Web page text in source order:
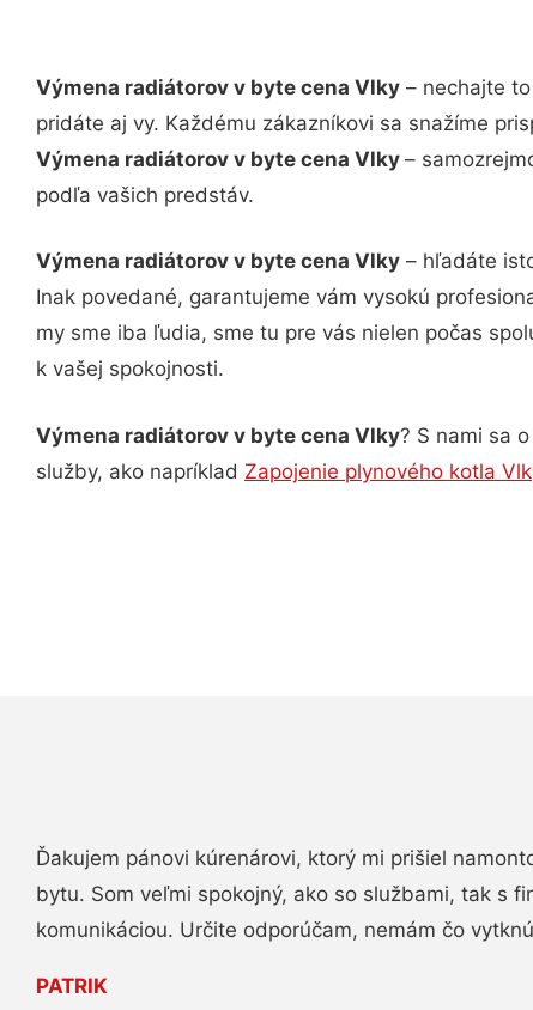
Výmena radiátorov v byte cena Vlky – nechajte
pridáte aj vy. Každému zákazníkovi sa snažíme
Výmena radiátorov v byte cena Vlky –
podľa vašich predstáv.
Výmena radiátorov v byte cena Vlky – hľadáte
Inak povedané, garantujeme vám vysokú
my sme iba ľudia, sme tu pre vás nielen počas
k vašej spokojnosti.
Výmena radiátorov v byte cena Vlky? S nami sa
služby, ako napríklad Zapojenie plynového kotla
Ďakujem pánovi kúrenárovi, ktorý mi prišiel
bytu. Som veľmi spokojný, ako so službami, tak s
komunikáciou. Určite odporúčam, nemám čo
PATRIK